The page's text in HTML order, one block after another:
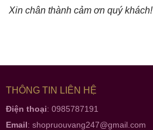
Xin chân thành cảm ơn quý khách!
THÔNG TIN LIÊN HỆ
Điện thoại: 0985787191
Email: shopruouvang247@gmail.com